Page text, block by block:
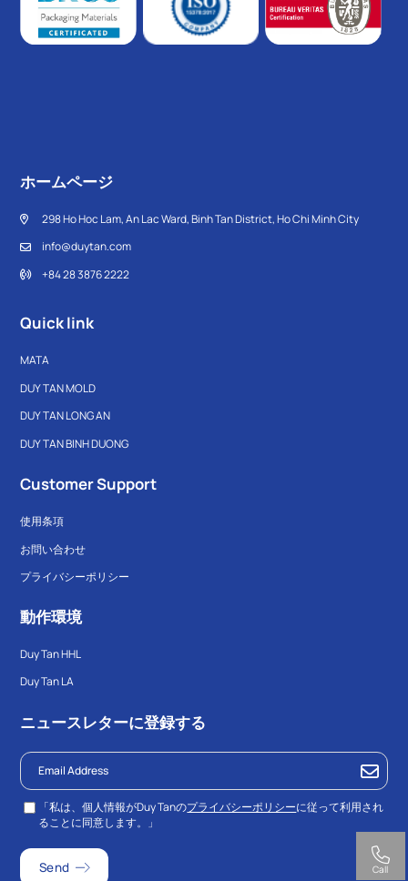
ホームページ
298 Ho Hoc Lam, An Lac Ward, Binh Tan District, Ho Chi Minh City
info@duytan.com
+84 28 3876 2222
Quick link
MATA
DUY TAN MOLD
DUY TAN LONG AN
DUY TAN BINH DUONG
Customer Support
使用条項
お問い合わせ
プライバシーポリシー
動作環境
Duy Tan HHL
Duy Tan LA
ニュースレターに登録する
「私は、個人情報がDuy Tanのプライバシーポリシーに従って利用され
ることに同意します。」
Call